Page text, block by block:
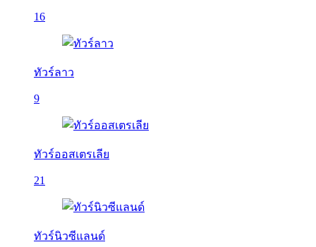
16
ทัวร์ลาว
9
ทัวร์ออสเตรเลีย
21
ทัวร์นิวซีแลนด์